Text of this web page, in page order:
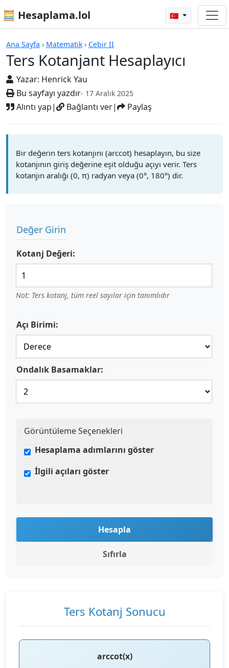
🧮 Hesaplama.lol 🇹🇷
Ana Sayfa › Matematik › Cebir II
Ters Kotanjant Hesaplayıcı
Yazar: Henrick Yau
Bu sayfayı yazdır- 17 Aralık 2025
Alıntı yap| Bağlantı ver| Paylaş
Hesap Makineleri
Bir değerin ters kotanjını (arccot) hesaplayın, bu size
kotanjının giriş değerine eşit olduğu açıyı verir. Ters
kotanjın aralığı (0, π) radyan veya (0°, 180°) dir.
Değer Girin
Kotanj Değeri:
Not: Ters kotanj, tüm reel sayılar için tanımlıdır
Açı Birimi:
Ondalık Basamaklar:
Görüntüleme Seçenekleri
Hesaplama adımlarını göster
İlgili açıları göster
Hesapla
Sıfırla
Ters Kotanj Sonucu
arccot(x)